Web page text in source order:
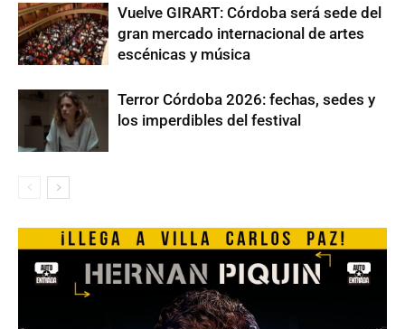
Vuelve GIRART: Córdoba será sede del
gran mercado internacional de artes
escénicas y música
Terror Córdoba 2026: fechas, sedes y
los imperdibles del festival